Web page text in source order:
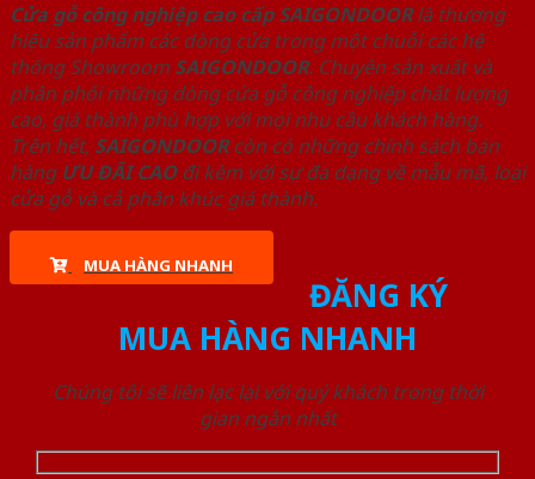
Cửa gỗ công nghiệp cao cấp SAIGONDOORlà thương
hiệu sản phẩm các dòng cửa trong một chuỗi các hệ
thống Showroom SAIGONDOOR. Chuyên sản xuất và
phân phối những dòng cửa gỗ công nghiệp chất lượng
cao, giá thành phù hợp với mọi nhu cầu khách hàng.
Trên hết, SAIGONDOORcòn có những chính sách bán
hàng ƯU ĐÃI CAOđi kèm với sự đa dạng về mẫu mã, loại
cửa gỗ và cả phân khúc giá thành.
MUA HÀNG NHANH
ĐĂNG KÝ
MUA HÀNG NHANH
Chúng tôi sẽ liên lạc lại với quý khách trong thời
gian ngắn nhất